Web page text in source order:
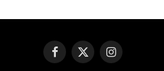
Facebook
X
Instagram